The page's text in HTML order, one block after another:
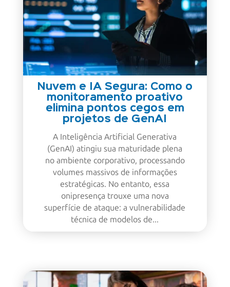
Nuvem e IA Segura: Como o
monitoramento proativo
elimina pontos cegos em
projetos de GenAI
A Inteligência Artificial Generativa
(GenAI) atingiu sua maturidade plena
no ambiente corporativo, processando
volumes massivos de informações
estratégicas. No entanto, essa
onipresença trouxe uma nova
superfície de ataque: a vulnerabilidade
técnica de modelos de...